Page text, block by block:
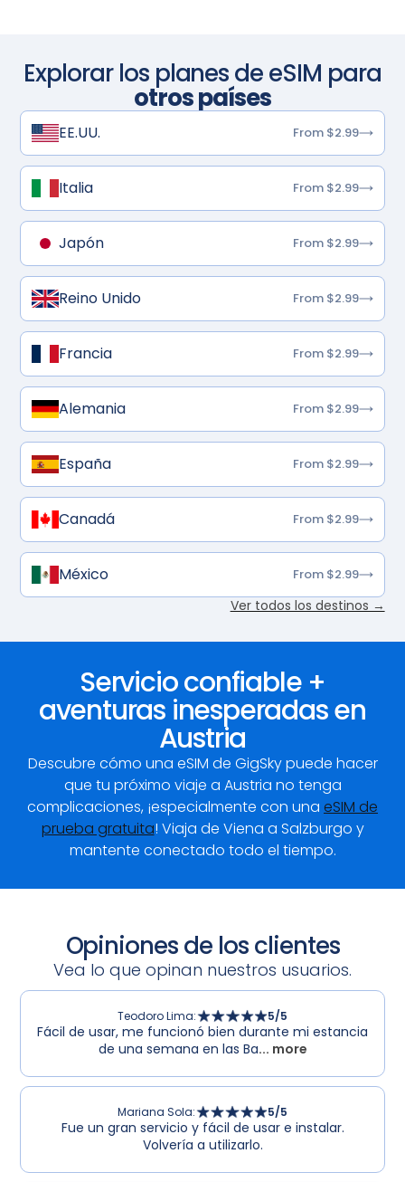
Explorar los planes de eSIM para
otros países
EE.UU. From $2.99
Italia From $2.99
Japón From $2.99
Reino Unido From $2.99
Francia From $2.99
Alemania From $2.99
España From $2.99
Canadá From $2.99
México From $2.99
Ver todos los destinos →
Servicio confiable +
aventuras inesperadas en
Austria
Descubre cómo una eSIM de GigSky puede hacer
que tu próximo viaje a Austria no tenga
complicaciones, ¡especialmente con una eSIM de
prueba gratuita! Viaja de Viena a Salzburgo y
mantente conectado todo el tiempo.
Opiniones de los clientes
Vea lo que opinan nuestros usuarios.
Teodoro Lima: 5/5
Fácil de usar, me funcionó bien durante mi estancia
de una semana en las Ba... more
Mariana Sola: 5/5
Fue un gran servicio y fácil de usar e instalar.
Volvería a utilizarlo.